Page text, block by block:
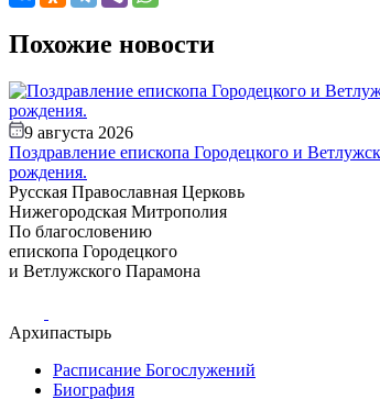
Похожие новости
9 августа 2026
Поздравление епископа Городецкого и
рождения.
Русская Православная Церковь
Нижегородская Митрополия
По благословению
епископа Городецкого
и Ветлужского Парамона
Архипастырь
Расписание Богослужений
Биография